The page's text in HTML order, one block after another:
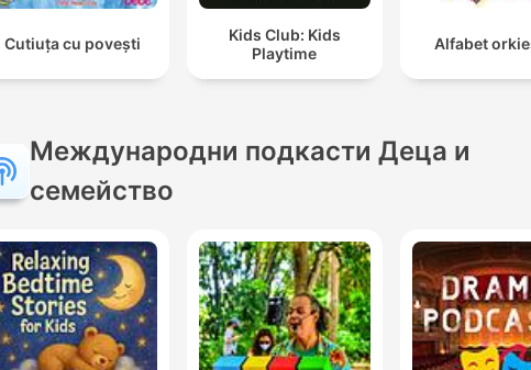
Cutiuța cu povești
Kids Club: Kids
Playtime
Alfabet
Международни подкасти Деца и
семейство